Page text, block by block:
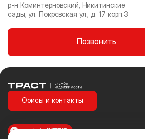
р-н Коминтерновский, Никитинские
сады, ул. Покровская ул., д. 17 корп.3
Позвонить
Траст | Служба недвижимости
Офисы и контакты
made inINTRID